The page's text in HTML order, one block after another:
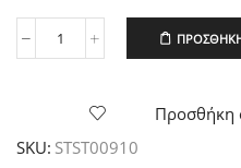
Σαπούνι
Myth,
ποσότητα
Προσθήκη
SKU: STST00910